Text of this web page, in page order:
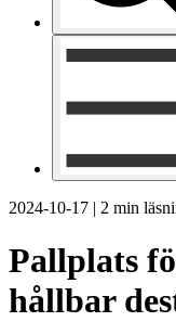
2024-10-17 | 2 min
Pallplats
hållbar